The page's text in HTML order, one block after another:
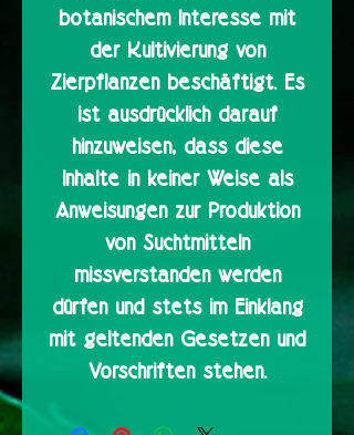
botanischem Interesse mit
der Kultivierung von
Zierpflanzen beschäftigt. Es
ist ausdrücklich darauf
hinzuweisen, dass diese
Inhalte in keiner Weise als
Anweisungen zur Produktion
von Suchtmitteln
missverstanden werden
dürfen und stets im Einklang
mit geltenden Gesetzen und
Vorschriften stehen.